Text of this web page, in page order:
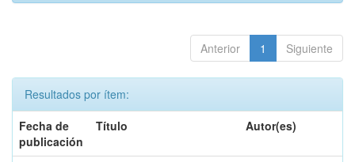
Anterior 1 Siguiente
Resultados por ítem:
Fecha de
publicación
Título Autor(es)